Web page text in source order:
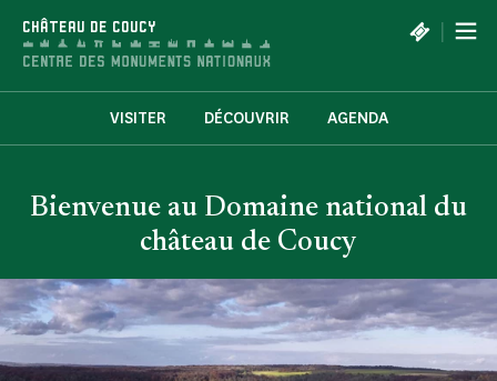
CHÂTEAU DE COUCY |
VISITER DÉCOUVRIR AGENDA
Bienvenue au Domaine national du
château de Coucy